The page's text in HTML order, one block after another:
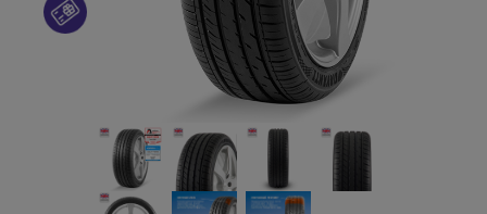
Кокшетау
Кызылорда
Павлодар